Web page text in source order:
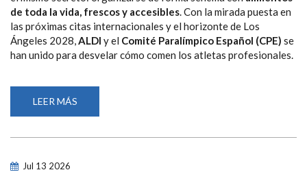
de toda la vida, frescos y accesibles. Con la mirada puesta en
las próximas citas internacionales y el horizonte de Los
Ángeles 2028,ALDI y el Comité Paralímpico Español (CPE) se
han unido para desvelar cómo comen los atletas profesionales.
LEER MÁS
COMITÉ
Jul 13 2026